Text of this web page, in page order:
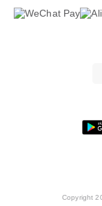
Copyright